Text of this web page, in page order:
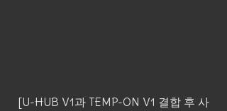
[U-HUB V1과 TEMP-ON V1 결합 후 사